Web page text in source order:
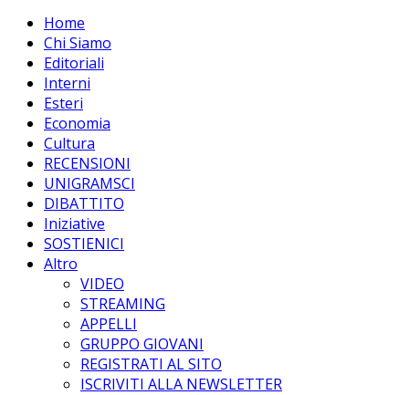
Home
Chi Siamo
Editoriali
Interni
Esteri
Economia
Cultura
RECENSIONI
UNIGRAMSCI
DIBATTITO
Iniziative
SOSTIENICI
Altro
VIDEO
STREAMING
APPELLI
GRUPPO GIOVANI
REGISTRATI AL SITO
ISCRIVITI ALLA NEWSLETTER